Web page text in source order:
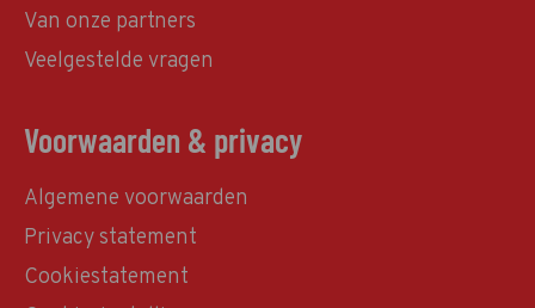
Van onze partners
Veelgestelde vragen
Voorwaarden & privacy
Algemene voorwaarden
Privacy statement
Cookiestatement